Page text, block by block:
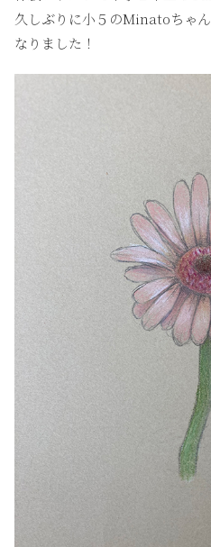
久しぶりに小５のMinatoちゃ
なりました！